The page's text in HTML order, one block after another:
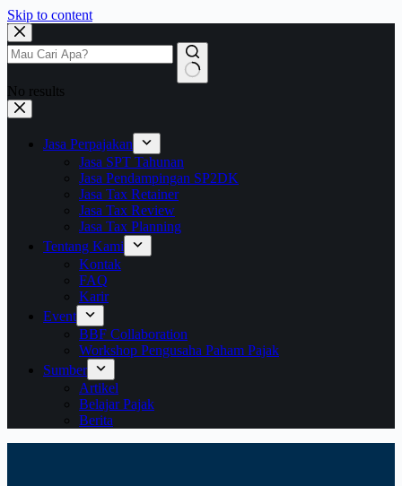
Skip to content
No results
Jasa Perpajakan
Jasa SPT Tahunan
Jasa Pendampingan SP2DK
Jasa Tax Retainer
Jasa Tax Review
Jasa Tax Planning
Tentang Kami
Kontak
FAQ
Karir
Event
BBF Collaboration
Workshop Pengusaha Paham Pajak
Sumber
Artikel
Belajar Pajak
Berita